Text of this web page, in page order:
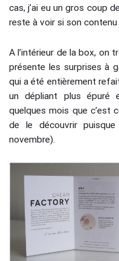
cas, j’ai eu un gros coup
reste à voir si son contenu
A l’intérieur de la box, on
présente les surprises à
qui a été entièrement
un dépliant plus épuré
quelques mois que c’est
de le découvrir
novembre).